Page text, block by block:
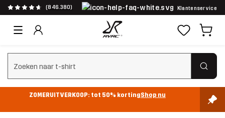
(846.380) Klantenservice
Zoeken wissen
ZOMERUITVERKOOP: tot 50% kortingShop nu